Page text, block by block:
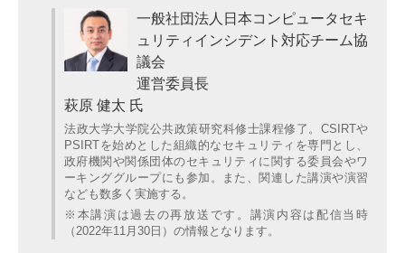
一般社団法人日本コンピュータセキ
ュリティインシデント対応チーム協
議会
運営委員長
萩原 健太 氏
法政大学大学院公共政策研究科修士課程修了。CSIRTや
PSIRTを始めとした組織的なセキュリティを専門とし、
政府機関や関係団体のセキュリティに関する委員会やワ
ーキンググループにも参加。また、関連した講演や演習
なども数多く実施する。
※本講演は過去の再放送です。講演内容は配信当時
（2022年11月30日）の情報となります。